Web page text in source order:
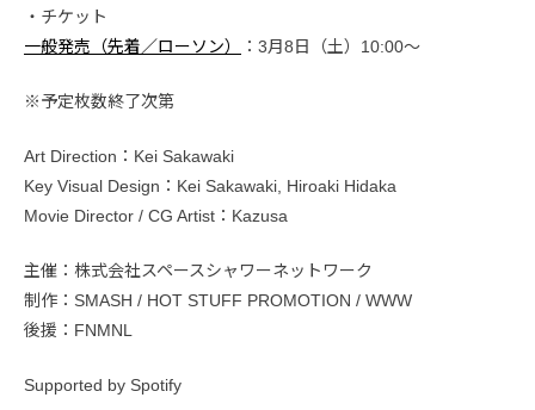
・チケット
一般発売（先着／ローソン）
：3月8日（土）10:00〜
※予定枚数終了次第
Art Direction：Kei Sakawaki
Key Visual Design：Kei Sakawaki, Hiroaki Hidaka
Movie Director / CG Artist：Kazusa
主催：株式会社スペースシャワーネットワーク
制作：SMASH / HOT STUFF PROMOTION / WWW
後援：FNMNL
Supported by Spotify